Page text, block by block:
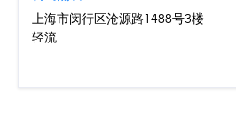
上海市闵行区沧源路1488号3楼
轻流